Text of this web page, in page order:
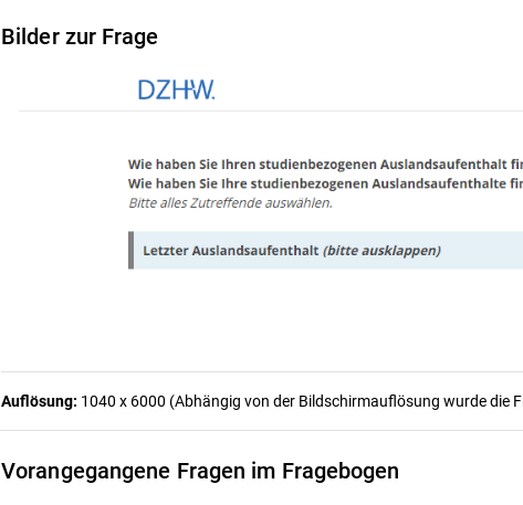
Bilder zur Frage
Auflösung: 1040 x 6000 (Abhängig von der Bildschirmauflösung wurde die
Vorangegangene Fragen im Fragebogen